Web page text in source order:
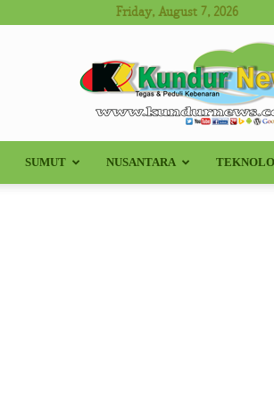
Friday, August 7, 2026
Kundur
SUMUT NUSANTARA